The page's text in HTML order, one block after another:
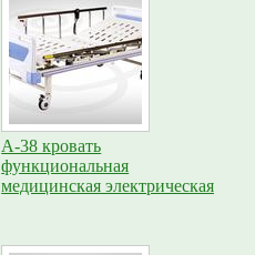
A-38 кровать
функциональная
медицинская электрическая